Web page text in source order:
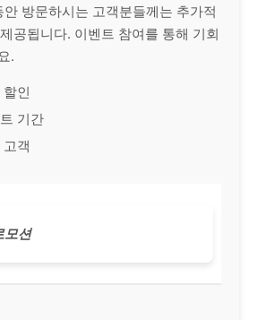
방문하시는 고객분들께는 추가적
공됩니다. 이벤트 참여를 통해 기회
.
인
기간
객
모션